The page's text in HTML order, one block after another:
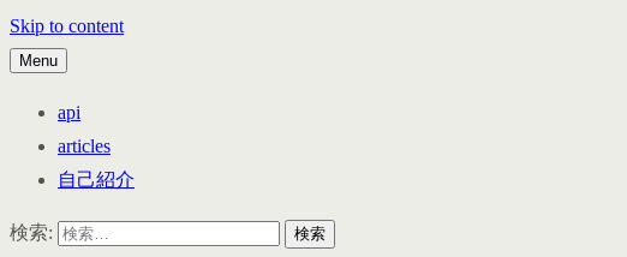
Skip to content
Menu
api
articles
自己紹介
検索: